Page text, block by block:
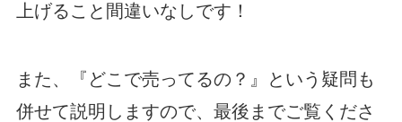
上げること間違いなしです！
また、『どこで売ってるの？』という疑問も
併せて説明しますので、最後までご覧くださ